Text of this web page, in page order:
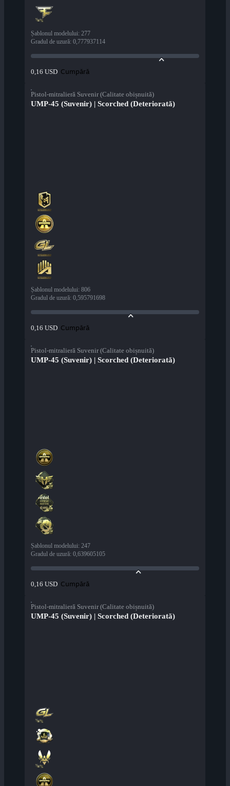
Șablonul modelului: 277
Gradul de uzură: 0,777937114
0,16 USD Cumpără
Pistol-mitralieră Suvenir (Calitate obișnuită)
UMP-45 (Suvenir) | Scorched (Deteriorată)
Șablonul modelului: 806
Gradul de uzură: 0,595791698
0,16 USD Cumpără
Pistol-mitralieră Suvenir (Calitate obișnuită)
UMP-45 (Suvenir) | Scorched (Deteriorată)
Șablonul modelului: 247
Gradul de uzură: 0,639605105
0,16 USD Cumpără
Pistol-mitralieră Suvenir (Calitate obișnuită)
UMP-45 (Suvenir) | Scorched (Deteriorată)